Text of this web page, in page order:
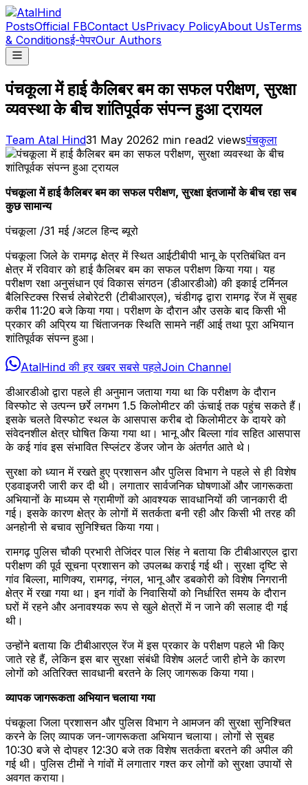
PostsOfficial FBContact UsPrivacy PolicyAbout UsTerms
& Conditionsई-पेपरOur Authors
पंचकूला में हाई कैलिबर बम का सफल परीक्षण, सुरक्षा
व्यवस्था के बीच शांतिपूर्वक संपन्न हुआ ट्रायल
Team Atal Hind31 May 20262 min read2 viewsपंचकुला
पंचकूला में हाई कैलिबर बम का सफल परीक्षण, सुरक्षा इंतजामों के बीच रहा सब
कुछ सामान्य
पंचकूला /31 मई /अटल हिन्द ब्यूरो
पंचकूला जिले के रामगढ़ क्षेत्र में स्थित आईटीबीपी भानू के प्रतिबंधित वन
क्षेत्र में रविवार को हाई कैलिबर बम का सफल परीक्षण किया गया। यह
परीक्षण रक्षा अनुसंधान एवं विकास संगठन (डीआरडीओ) की इकाई टर्मिनल
बैलिस्टिक्स रिसर्च लेबोरेटरी (टीबीआरएल), चंडीगढ़ द्वारा रामगढ़ रेंज में सुबह
करीब 11:20 बजे किया गया। परीक्षण के दौरान और उसके बाद किसी भी
प्रकार की अप्रिय या चिंताजनक स्थिति सामने नहीं आई तथा पूरा अभियान
शांतिपूर्वक संपन्न हुआ।
AtalHind की हर खबर सबसे पहलेJoin Channel
डीआरडीओ द्वारा पहले ही अनुमान जताया गया था कि परीक्षण के दौरान
विस्फोट से उत्पन्न छर्रे लगभग 1.5 किलोमीटर की ऊंचाई तक पहुंच सकते हैं।
इसके चलते विस्फोट स्थल के आसपास करीब दो किलोमीटर के दायरे को
संवेदनशील क्षेत्र घोषित किया गया था। भानू और बिल्ला गांव सहित आसपास
के कई गांव इस संभावित स्प्लिंटर डेंजर जोन के अंतर्गत आते थे।
सुरक्षा को ध्यान में रखते हुए प्रशासन और पुलिस विभाग ने पहले से ही विशेष
एडवाइजरी जारी कर दी थी। लगातार सार्वजनिक घोषणाओं और जागरूकता
अभियानों के माध्यम से ग्रामीणों को आवश्यक सावधानियों की जानकारी दी
गई। इसके कारण क्षेत्र के लोगों में सतर्कता बनी रही और किसी भी तरह की
अनहोनी से बचाव सुनिश्चित किया गया।
रामगढ़ पुलिस चौकी प्रभारी तेजिंदर पाल सिंह ने बताया कि टीबीआरएल द्वारा
परीक्षण की पूर्व सूचना प्रशासन को उपलब्ध कराई गई थी। सुरक्षा दृष्टि से
गांव बिल्ला, माणिक्य, रामगढ़, नंगल, भानू और डबकोरी को विशेष निगरानी
क्षेत्र में रखा गया था। इन गांवों के निवासियों को निर्धारित समय के दौरान
घरों में रहने और अनावश्यक रूप से खुले क्षेत्रों में न जाने की सलाह दी गई
थी।
उन्होंने बताया कि टीबीआरएल रेंज में इस प्रकार के परीक्षण पहले भी किए
जाते रहे हैं, लेकिन इस बार सुरक्षा संबंधी विशेष अलर्ट जारी होने के कारण
लोगों को अतिरिक्त सावधानी बरतने के लिए जागरूक किया गया।
व्यापक जागरूकता अभियान चलाया गया
पंचकूला जिला प्रशासन और पुलिस विभाग ने आमजन की सुरक्षा सुनिश्चित
करने के लिए व्यापक जन-जागरूकता अभियान चलाया। लोगों से सुबह
10:30 बजे से दोपहर 12:30 बजे तक विशेष सतर्कता बरतने की अपील की
गई थी। पुलिस टीमों ने गांवों में लगातार गश्त कर लोगों को सुरक्षा उपायों से
अवगत कराया।